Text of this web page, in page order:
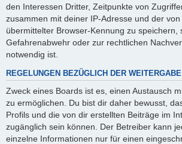
den Interessen Dritter, Zeitpunkte von
zusammen mit deiner IP-Adresse und der
übermittelter Browser-Kennung zu speichern,
Gefahrenabwehr oder zur rechtlichen
notwendig ist.
REGELUNGEN BEZÜGLICH DER
Zweck eines Boards ist es, einen Austausch
zu ermöglichen. Du bist dir daher bewusst,
Profils und die von dir erstellten Beiträge im
zugänglich sein können. Der Betreiber kann
einzelne Informationen nur für einen